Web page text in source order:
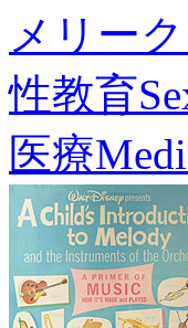
メリー
性教育
医療